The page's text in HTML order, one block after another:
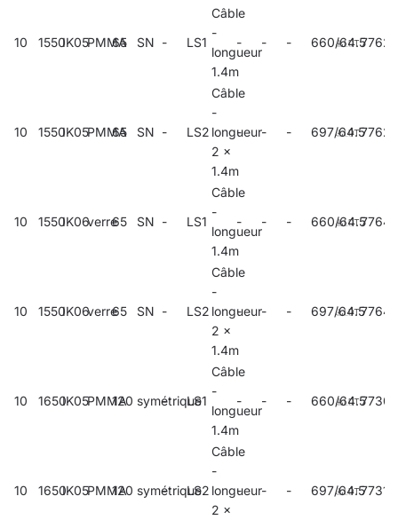
10 1550IK05PMMA
65 SN - LS1
Câble
-
longueur
1.4m
- - - 660/64.5
10 1550IK05PMMA
65 SN - LS2
Câble
-
longueur
2 x
1.4m
- - - 697/64.5
10 1550IK06verre65 SN - LS1
Câble
-
longueur
1.4m
- - - 660/64.5
10 1550IK06verre65 SN - LS2
Câble
-
longueur
2 x
1.4m
- - - 697/64.5
10 1650IK05PMMA
120 symétrique
- LS1
Câble
-
longueur
1.4m
- - - 660/64.5
10 1650IK05PMMA
120 symétrique
- LS2
Câble
-
longueur
2 x
- - - 697/64.5